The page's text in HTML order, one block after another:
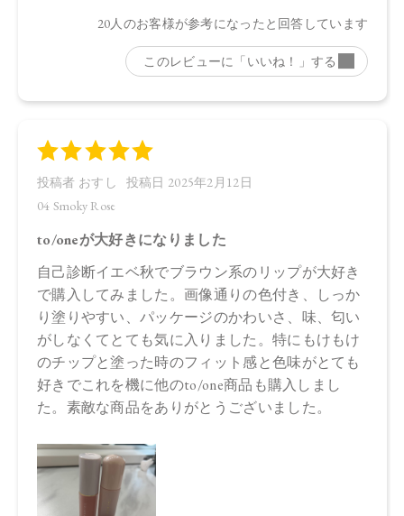
●パッケージはリニューアル等の理由により、写真と異なる場
●パッケージのリニューアル等の理由により、成分・処方が記